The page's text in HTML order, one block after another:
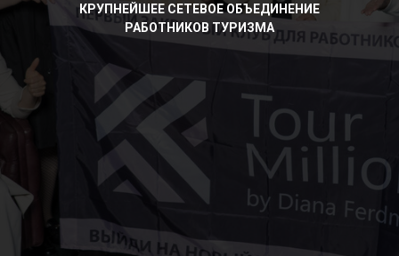
КРУПНЕЙШЕЕ СЕТЕВОЕ ОБЪЕДИНЕНИЕ
РАБОТНИКОВ ТУРИЗМА